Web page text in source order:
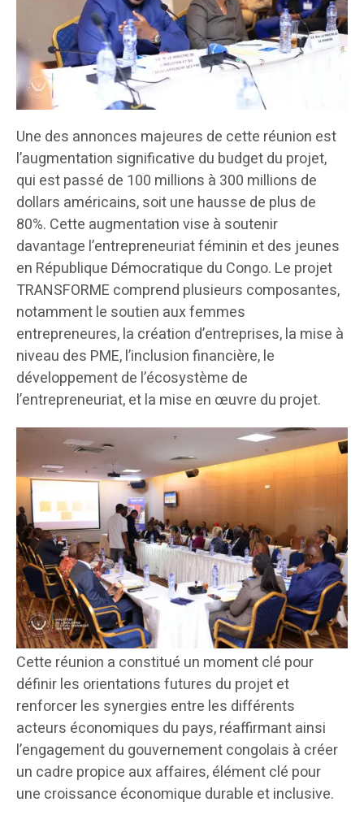
Une des annonces majeures de cette réunion est
l’augmentation significative du budget du projet,
qui est passé de 100 millions à 300 millions de
dollars américains, soit une hausse de plus de
80%. Cette augmentation vise à soutenir
davantage l’entrepreneuriat féminin et des jeunes
en République Démocratique du Congo. Le projet
TRANSFORME comprend plusieurs composantes,
notamment le soutien aux femmes
entrepreneures, la création d’entreprises, la mise à
niveau des PME, l’inclusion financière, le
développement de l’écosystème de
l’entrepreneuriat, et la mise en œuvre du projet.
Cette réunion a constitué un moment clé pour
définir les orientations futures du projet et
renforcer les synergies entre les différents
acteurs économiques du pays, réaffirmant ainsi
l’engagement du gouvernement congolais à créer
un cadre propice aux affaires, élément clé pour
une croissance économique durable et inclusive.